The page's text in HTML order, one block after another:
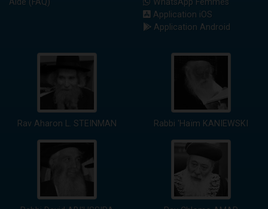
Aide (FAQ)
WhatsApp Femmes
Application iOS
Application Android
Rav Aharon L. STEINMAN Rabbi 'Haïm KANIEWSKI